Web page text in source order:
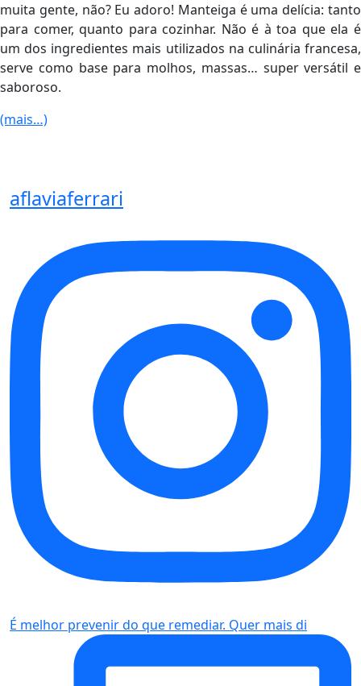
muita gente, não? Eu adoro! Manteiga é uma delícia: tanto
para comer, quanto para cozinhar. Não é à toa que ela é
um dos ingredientes mais utilizados na culinária francesa,
serve como base para molhos, massas… super versátil e
saboroso.
(mais…)
aflaviaferrari
É melhor prevenir do que remediar. Quer mais di